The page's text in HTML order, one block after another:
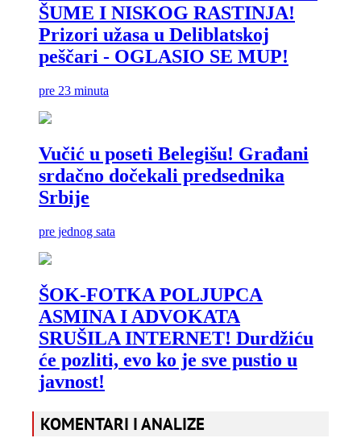
KOMENTARI I ANALIZE